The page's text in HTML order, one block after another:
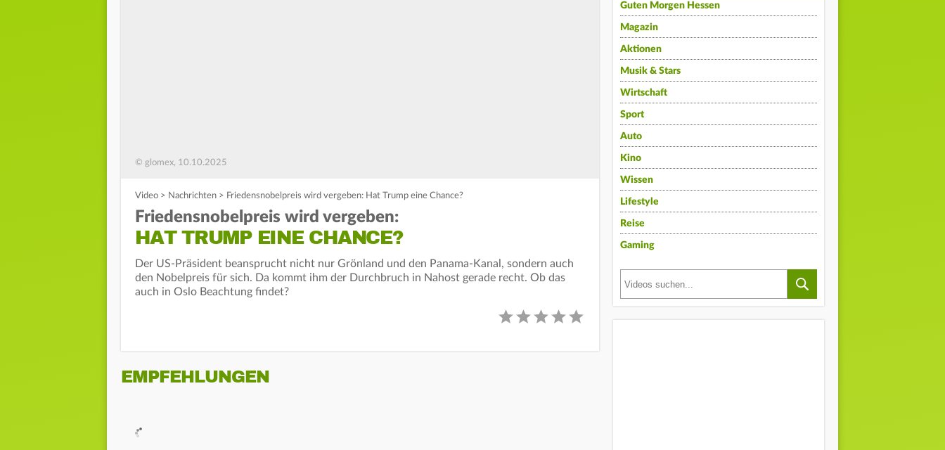
© glomex, 10.10.2025
Video > Nachrichten > Friedensnobelpreis wird vergeben: Hat Trump eine Chance?
Friedensnobelpreis wird vergeben:
HAT TRUMP EINE CHANCE?
Der US-Präsident beansprucht nicht nur Grönland und den Panama-Kanal, sondern auch
den Nobelpreis für sich. Da kommt ihm der Durchbruch in Nahost gerade recht. Ob das
auch in Oslo Beachtung findet?
EMPFEHLUNGEN
Guten Morgen Hessen
Magazin
Aktionen
Musik & Stars
Wirtschaft
Sport
Auto
Kino
Wissen
Lifestyle
Reise
Gaming